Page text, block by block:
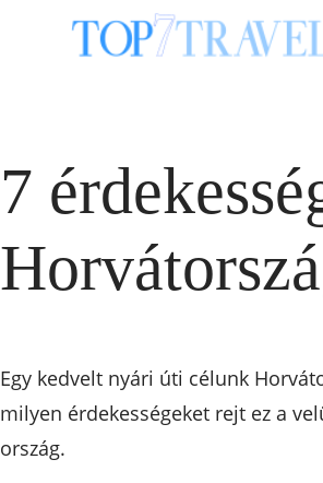
7
Egy kedvelt nyári úti célunk
milyen érdekességeket rejt ez a
ország.